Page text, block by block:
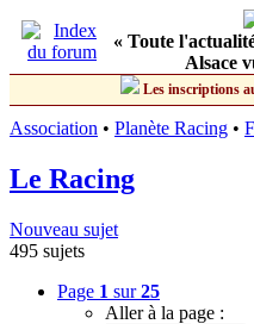
« Toute
Alsace
Les inscriptions
Association • Planète Racing •
Le Racing
Nouveau sujet
495 sujets
Page 1 sur25
Aller à la page :